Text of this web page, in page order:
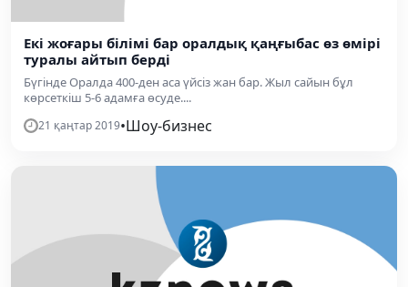
Екі жоғары білімі бар оралдық қаңғыбас өз өмірі
туралы айтып берді
Бүгінде Оралда 400-ден аса үйсіз жан бар. Жыл сайын бұл
көрсеткіш 5-6 адамға өсуде....
21 қаңтар 2019•Шоу-бизнес